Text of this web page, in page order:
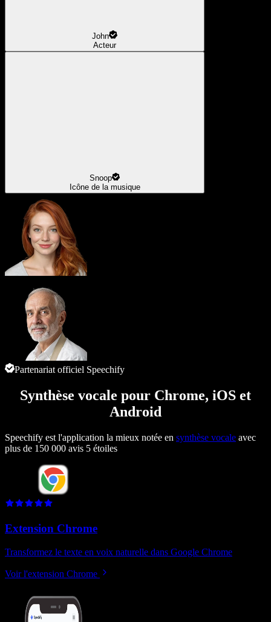
John
Acteur
Snoop
Icône de la musique
Partenariat officiel Speechify
Synthèse vocale pour Chrome, iOS et
Android
Speechify est l'application la mieux notée en synthèse vocale avec
plus de 150 000 avis 5 étoiles
Extension Chrome
Transformez le texte en voix naturelle dans Google Chrome
Voir l'extension Chrome